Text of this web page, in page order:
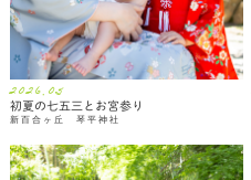
2026.05
初夏の七五三とお宮参り
新百合ヶ丘 琴平神社